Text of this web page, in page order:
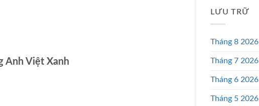
Anh Việt Xanh
LƯU TRỮ
Tháng 8 2026
Tháng 7 2026
Tháng 6 2026
Tháng 5 2026